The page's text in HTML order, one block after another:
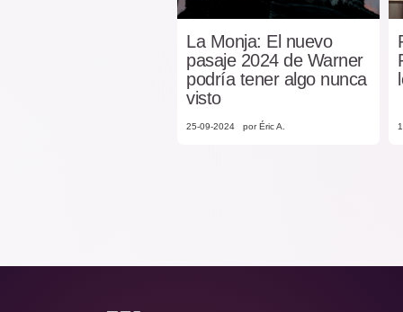
La Monja: El nuevo
pasaje 2024 de Warner
podría tener algo nunca
visto
25-09-2024 por Éric A.